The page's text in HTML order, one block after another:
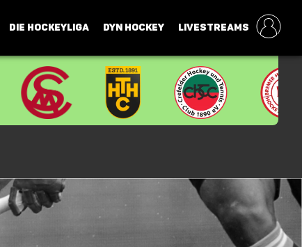
DIE HOCKEYLIGA DYN HOCKEY LIVESTREAMS